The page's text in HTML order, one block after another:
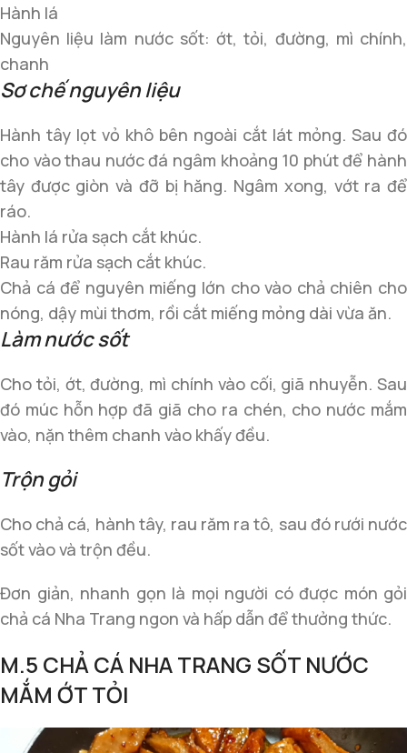
Hành lá
Nguyên liệu làm nước sốt: ớt, tỏi, đường, mì chính,
chanh
Sơ chế nguyên liệu
Hành tây lọt vỏ khô bên ngoài cắt lát mỏng. Sau đó
cho vào thau nước đá ngâm khoảng 10 phút để hành
tây được giòn và đỡ bị hăng. Ngâm xong, vớt ra để
ráo.
Hành lá rửa sạch cắt khúc.
Rau răm rửa sạch cắt khúc.
Chả cá để nguyên miếng lớn cho vào chả chiên cho
nóng, dậy mùi thơm, rồi cắt miếng mỏng dài vừa ăn.
Làm nước sốt
Cho tỏi, ớt, đường, mì chính vào cối, giã nhuyễn. Sau
đó múc hỗn hợp đã giã cho ra chén, cho nước mắm
vào, nặn thêm chanh vào khấy đều.
Trộn gỏi
Cho chả cá, hành tây, rau răm ra tô, sau đó rưới nước
sốt vào và trộn đều.
Đơn giản, nhanh gọn là mọi người có được món gỏi
chả cá Nha Trang ngon và hấp dẫn để thưởng thức.
M.5 CHẢ CÁ NHA TRANG SỐT NƯỚC
MẮM ỚT TỎI